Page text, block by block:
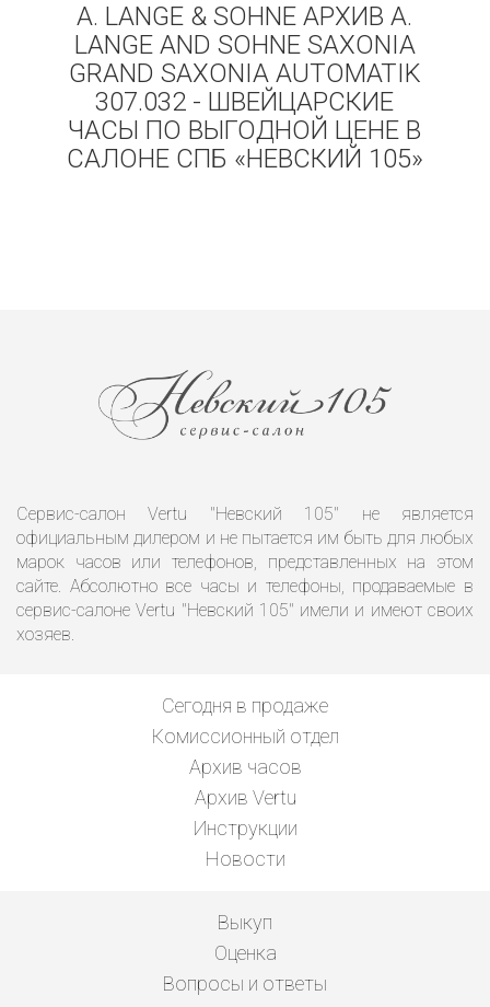
A. LANGE & SOHNE АРХИВ A.
LANGE AND SOHNE SAXONIA
GRAND SAXONIA AUTOMATIK
307.032 - ШВЕЙЦАРСКИЕ
ЧАСЫ ПО ВЫГОДНОЙ ЦЕНЕ В
САЛОНЕ СПБ «НЕВСКИЙ 105»
Сервис-салон Vertu "Невский 105" не является
официальным дилером и не пытается им быть для любых
марок часов или телефонов, представленных на этом
сайте. Абсолютно все часы и телефоны, продаваемые в
сервис-салоне Vertu "Невский 105" имели и имеют своих
хозяев.
Сегодня в продаже
Комиссионный отдел
Архив часов
Архив Vertu
Инструкции
Новости
Выкуп
Оценка
Вопросы и ответы